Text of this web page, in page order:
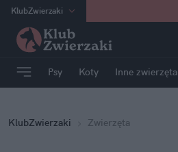
KlubZwierzaki
na:Temat
INN:Poland
ASZ:dziennik
dad :HERO
Psy Koty Inne zwierzęta
KlubZwierzaki Zwierzęta